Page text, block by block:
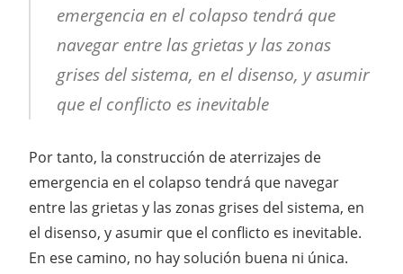
emergencia en el colapso tendrá que
navegar entre las grietas y las zonas
grises del sistema, en el disenso, y asumir
que el conflicto es inevitable
Por tanto, la construcción de aterrizajes de
emergencia en el colapso tendrá que navegar
entre las grietas y las zonas grises del sistema, en
el disenso, y asumir que el conflicto es inevitable.
En ese camino, no hay solución buena ni única.